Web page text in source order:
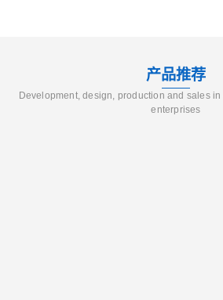
产品推荐
Development, design, production and sales
enterprises